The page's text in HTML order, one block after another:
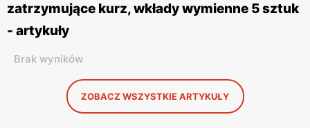
zatrzymujące kurz, wkłady wymienne 5 sztuk
- artykuły
Brak wyników
ZOBACZ WSZYSTKIE ARTYKUŁY